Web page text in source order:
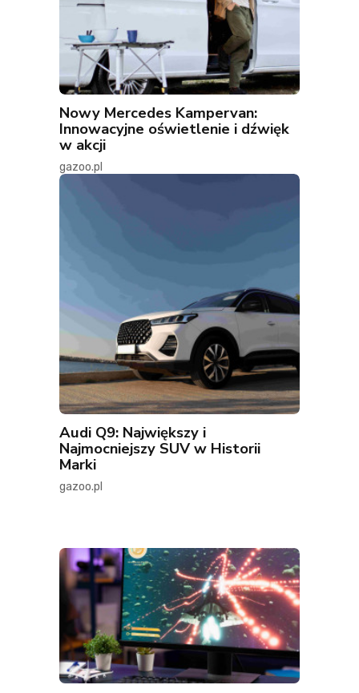
Nowy Mercedes Kampervan:
Innowacyjne oświetlenie i dźwięk
w akcji
gazoo.pl
Audi Q9: Największy i
Najmocniejszy SUV w Historii
Marki
gazoo.pl